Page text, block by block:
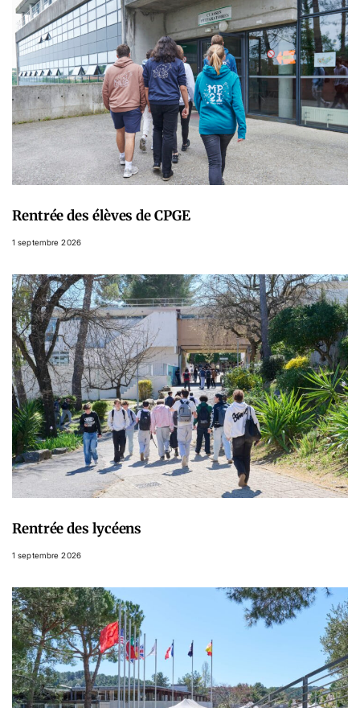
Rentrée des élèves de CPGE
1 septembre 2026
Rentrée des lycéens
1 septembre 2026